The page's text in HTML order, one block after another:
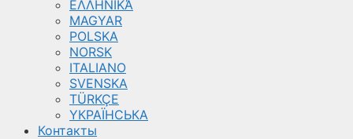
ΕΛΛΗΝΙΚΆ
MAGYAR
POLSKA
NORSK
ITALIANO
SVENSKA
TÜRKÇE
YКРАЇНСЬКА
Контакты